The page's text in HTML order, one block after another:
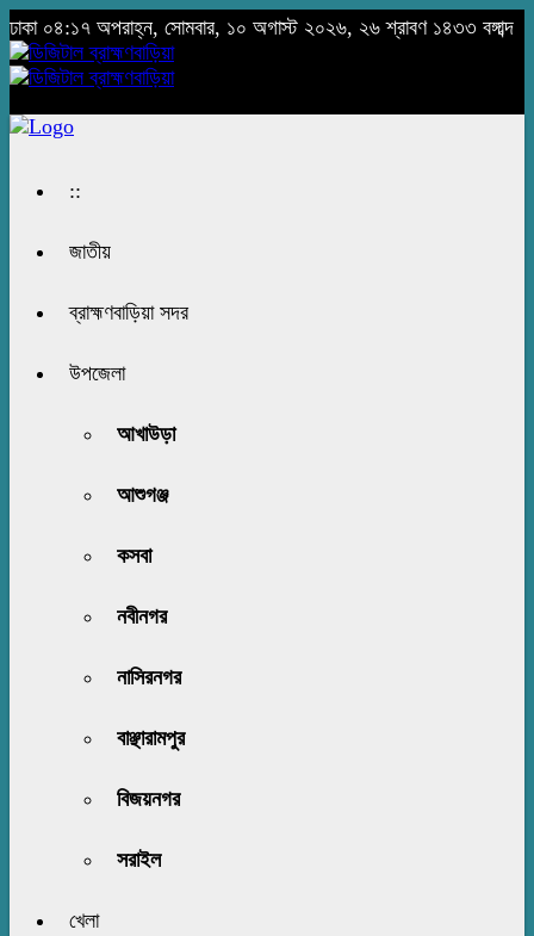
ঢাকা ০৪:১৭ অপরাহ্ন, সোমবার, ১০ অগাস্ট ২০২৬, ২৬ শ্রাবণ ১৪৩৩ বঙ্গাব্দ
::
জাতীয়
ব্রাহ্মণবাড়িয়া সদর
উপজেলা
আখাউড়া
আশুগঞ্জ
কসবা
নবীনগর
নাসিরনগর
বাঞ্ছারামপুর
বিজয়নগর
সরাইল
খেলা